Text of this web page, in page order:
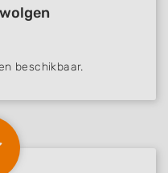
beschikbaar.